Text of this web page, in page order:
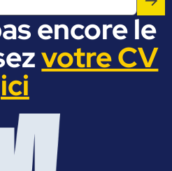
encore le
votre CV
ici